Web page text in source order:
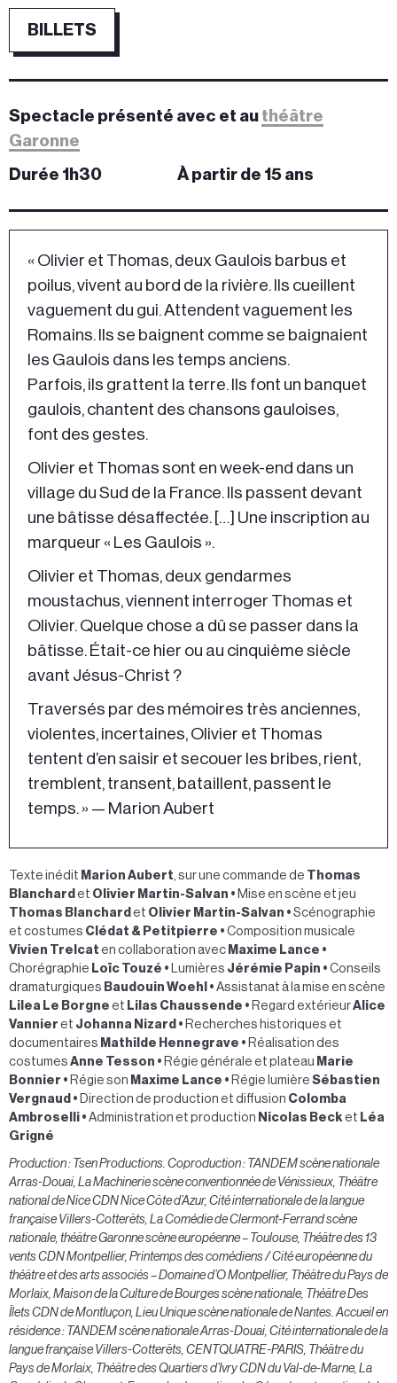
BILLETS
Spectacle présenté avec et au théâtre
Garonne
Durée 1h30
À partir de 15 ans
« Olivier et Thomas, deux Gaulois barbus et
poilus, vivent au bord de la rivière. Ils cueillent
vaguement du gui. Attendent vaguement les
Romains. Ils se baignent comme se baignaient
les Gaulois dans les temps anciens.
Parfois, ils grattent la terre. Ils font un banquet
gaulois, chantent des chansons gauloises,
font des gestes.
Olivier et Thomas sont en week-end dans un
village du Sud de la France. Ils passent devant
une bâtisse désaffectée. […] Une inscription au
marqueur « Les Gaulois ».
Olivier et Thomas, deux gendarmes
moustachus, viennent interroger Thomas et
Olivier. Quelque chose a dû se passer dans la
bâtisse. Était-ce hier ou au cinquième siècle
avant Jésus-Christ ?
Traversés par des mémoires très anciennes,
violentes, incertaines, Olivier et Thomas
tentent d’en saisir et secouer les bribes, rient,
tremblent, transent, bataillent, passent le
temps. » — Marion Aubert
Texte inédit Marion Aubert, sur une commande de Thomas
Blanchard et Olivier Martin-Salvan • Mise en scène et jeu
Thomas Blanchard et Olivier Martin-Salvan • Scénographie
et costumes Clédat & Petitpierre • Composition musicale
Vivien Trelcat en collaboration avec Maxime Lance •
Chorégraphie Loïc Touzé • Lumières Jérémie Papin • Conseils
dramaturgiques Baudouin Woehl • Assistanat à la mise en scène
Lilea Le Borgne et Lilas Chaussende • Regard extérieurAlice
Vannier et Johanna Nizard • Recherches historiques et
documentaires Mathilde Hennegrave • Réalisation des
costumes Anne Tesson • Régie générale et plateau Marie
Bonnier • Régie son Maxime Lance • Régie lumière Sébastien
Vergnaud • Direction de production et diffusion Colomba
Ambroselli • Administration et production Nicolas Becket Léa
Grigné
Production : Tsen Productions. Coproduction : TANDEM scène nationale
Arras-Douai, La Machinerie scène conventionnée de Vénissieux, Théâtre
national de Nice CDN Nice Côte d’Azur, Cité internationale de la langue
française Villers-Cotterêts, La Comédie de Clermont-Ferrand scène
nationale, théâtre Garonne scène européenne – Toulouse, Théâtre des 13
vents CDN Montpellier, Printemps des comédiens / Cité européenne du
théâtre et des arts associés – Domaine d’O Montpellier, Théâtre du Pays de
Morlaix, Maison de la Culture de Bourges scène nationale, Théâtre Des
Îlets CDN de Montluçon, Lieu Unique scène nationale de Nantes. Accueil en
résidence : TANDEM scène nationale Arras-Douai, Cité internationale de la
langue française Villers-Cotterêts, CENTQUATRE-PARIS, Théâtre du
Pays de Morlaix, Théâtre des Quartiers d’Ivry CDN du Val-de-Marne, La